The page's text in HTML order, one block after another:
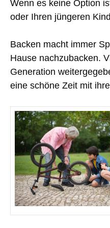
Wenn es keine Option
oder Ihren jüngeren
Backen macht immer
Hause nachzubacken.
Generation
eine schöne Zeit mit